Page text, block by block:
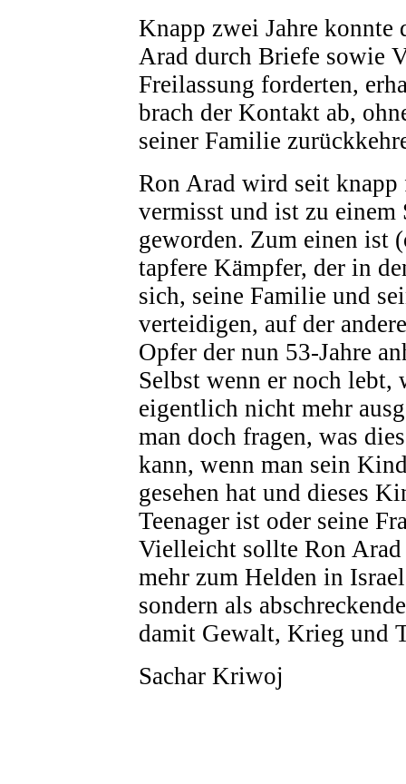
Knapp zwei Jahre konnte
Arad durch Briefe sowie
Freilassung forderten,
brach der Kontakt ab,
seiner Familie
Ron Arad wird seit knapp
vermisst und ist zu
geworden. Zum einen ist
tapfere Kämpfer, der in
sich, seine Familie und
verteidigen, auf der
Opfer der nun 53-Jahre
Selbst wenn er noch lebt,
eigentlich nicht mehr
man doch fragen, was
kann, wenn man sein
gesehen hat und dieses
Teenager ist oder seine
Vielleicht sollte Ron
mehr zum Helden in
sondern als
damit Gewalt, Krieg und
Sachar Kriwoj